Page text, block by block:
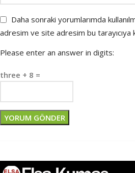
Daha sonraki yorumlarımda
adresim ve site adresim bu tarayıcıya
Please enter an answer in digits:
three + 8 =